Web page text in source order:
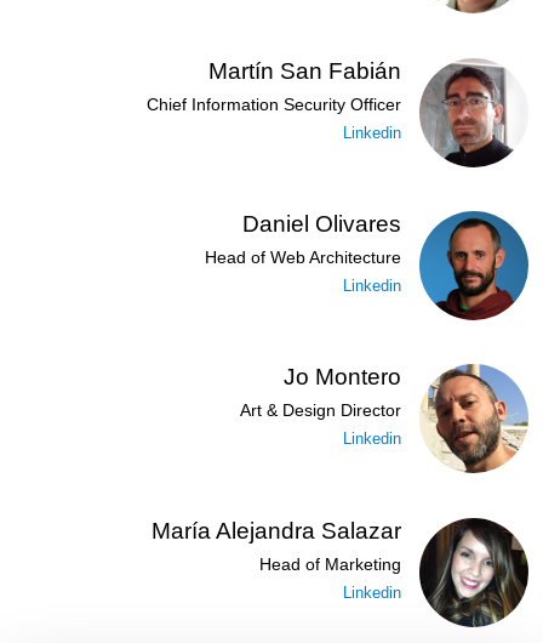
Martín San Fabián
Chief Information Security Officer
Linkedin
Daniel Olivares
Head of Web Architecture
Linkedin
Jo Montero
Art & Design Director
Linkedin
María Alejandra Salazar
Head of Marketing
Linkedin